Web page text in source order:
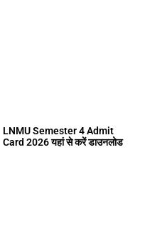
LNMU Semester 4 Admit
Card 2026 यहां से करें डाउनलोड